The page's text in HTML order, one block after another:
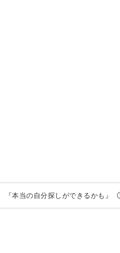
『本当の自分探しができるかも』